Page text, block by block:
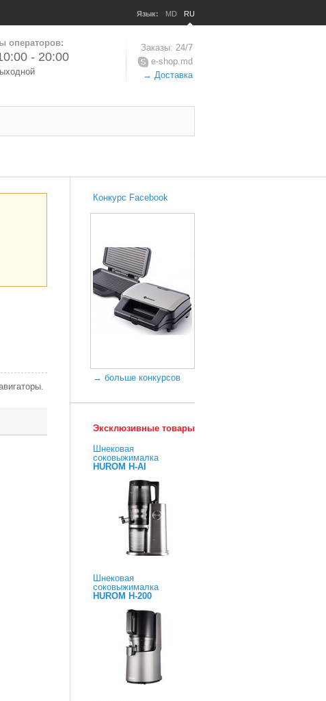
Язык: MD RU
операторов:
- 20:00
Заказы: 24/7
e-shop.md
→ Доставка
Конкурс Facebook
→ больше конкурсов
Эксклюзивные товары
Шнековая
соковыжималка
HUROM H-AI
Шнековая
соковыжималка
HUROM H-200